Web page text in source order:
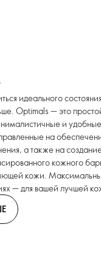
идеального
Optimals — это
и
на
а также на
кожного
кожи.
— для вашей лучшей